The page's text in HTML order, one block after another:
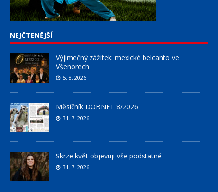
NEJČTENĚJŠÍ
Výjimečný zážitek: mexické belcanto ve
Všenorech
5. 8. 2026
Měsíčník DOBNET 8/2026
31. 7. 2026
Skrze květ objevuji vše podstatné
31. 7. 2026